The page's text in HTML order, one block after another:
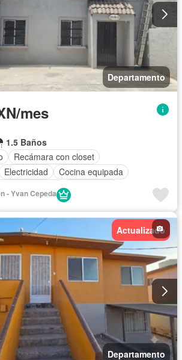
Departamento
mes
1.5 Baños
Recámara con closet
Electricidad
Cocina equipada
- Yvan Cepeda
Actualizado
Departamento